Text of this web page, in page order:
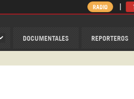
DOCUMENTALES REPORTEROS
RADIO